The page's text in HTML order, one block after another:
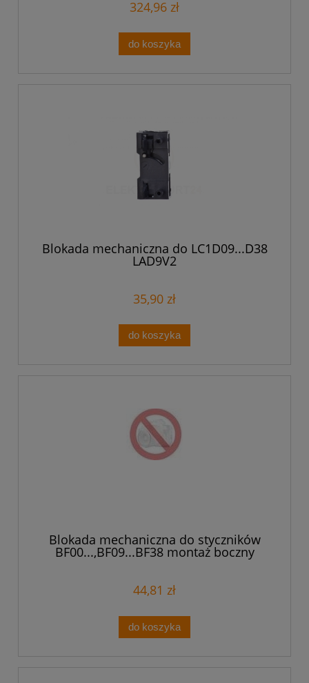
324,96 zł
do koszyka
Blokada mechaniczna do LC1D09...D38
LAD9V2
35,90 zł
do koszyka
Blokada mechaniczna do styczników
BF00...,BF09...BF38 montaż boczny
44,81 zł
do koszyka